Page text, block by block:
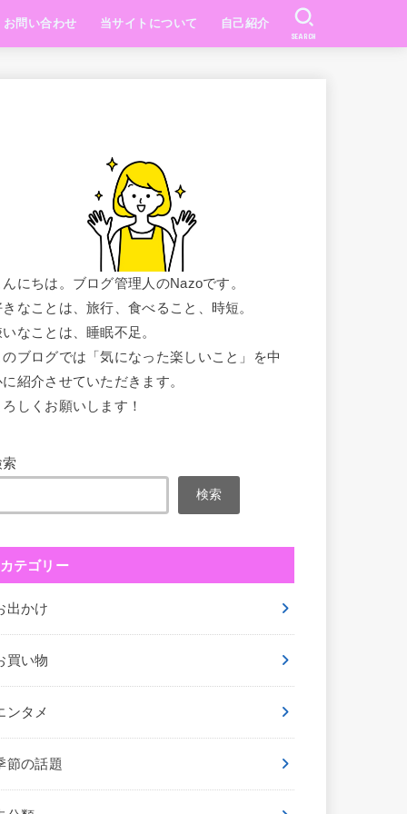
お問い合わせ 当サイトについて 自己紹介
SEARCH
んにちは。ブログ管理人のNazoです。
きなことは、旅行、食べること、時短。
いなことは、睡眠不足。
のブログでは「気になった楽しいこと」を中
に紹介させていただきます。
ろしくお願いします！
索
検索
カテゴリー
出かけ
買い物
ンタメ
節の話題